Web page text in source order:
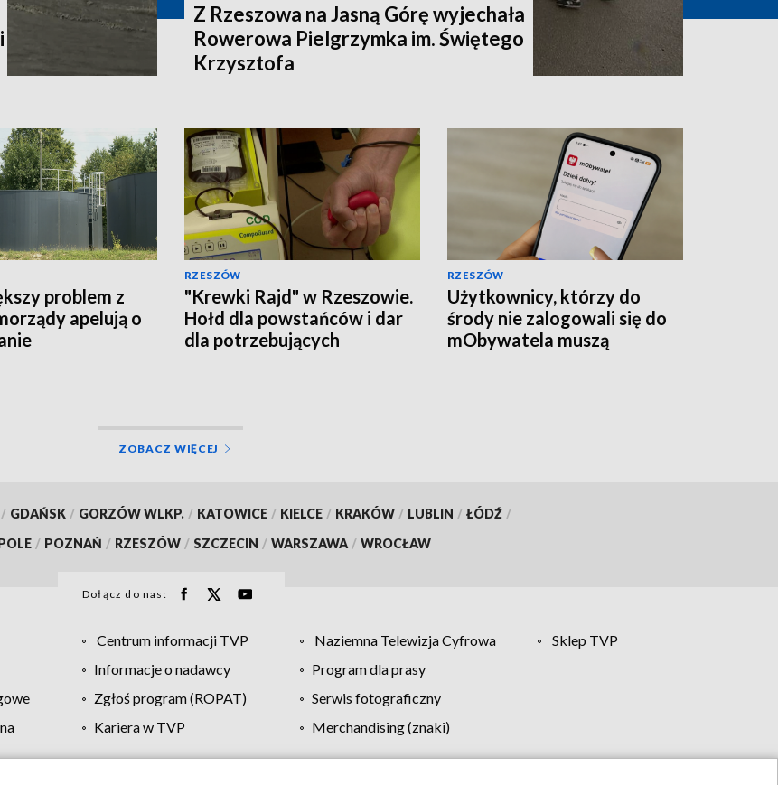
Z Rzeszowa na Jasną Górę wyjechała
Rowerowa Pielgrzymka im. Świętego
Krzysztofa
problem z
apelują o
RZESZÓW
"Krewki Rajd" w Rzeszowie.
Hołd dla powstańców i dar
dla potrzebujących
RZESZÓW
Użytkownicy, którzy do
środy nie zalogowali się do
mObywatela muszą
ZOBACZ WIĘCEJ
/ GDAŃSK / GORZÓW WLKP. / KATOWICE / KIELCE / KRAKÓW / LUBLIN / ŁÓDŹ /
/ POZNAŃ / RZESZÓW / SZCZECIN / WARSZAWA / WROCŁAW
Dołącz do nas:
Centrum informacji TVP Naziemna Telewizja Cyfrowa
Sklep TVP
Informacje o nadawcy
Program dla prasy
Zgłoś program (ROPAT)
Serwis fotograficzny
Kariera w TVP
Merchandising (znaki)